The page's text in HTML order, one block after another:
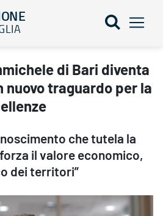
diventa prodotto IGP, un nuovo
di Bari diventa
nuovo traguardo per la
che tutela la
il valore economico,
dei territori”